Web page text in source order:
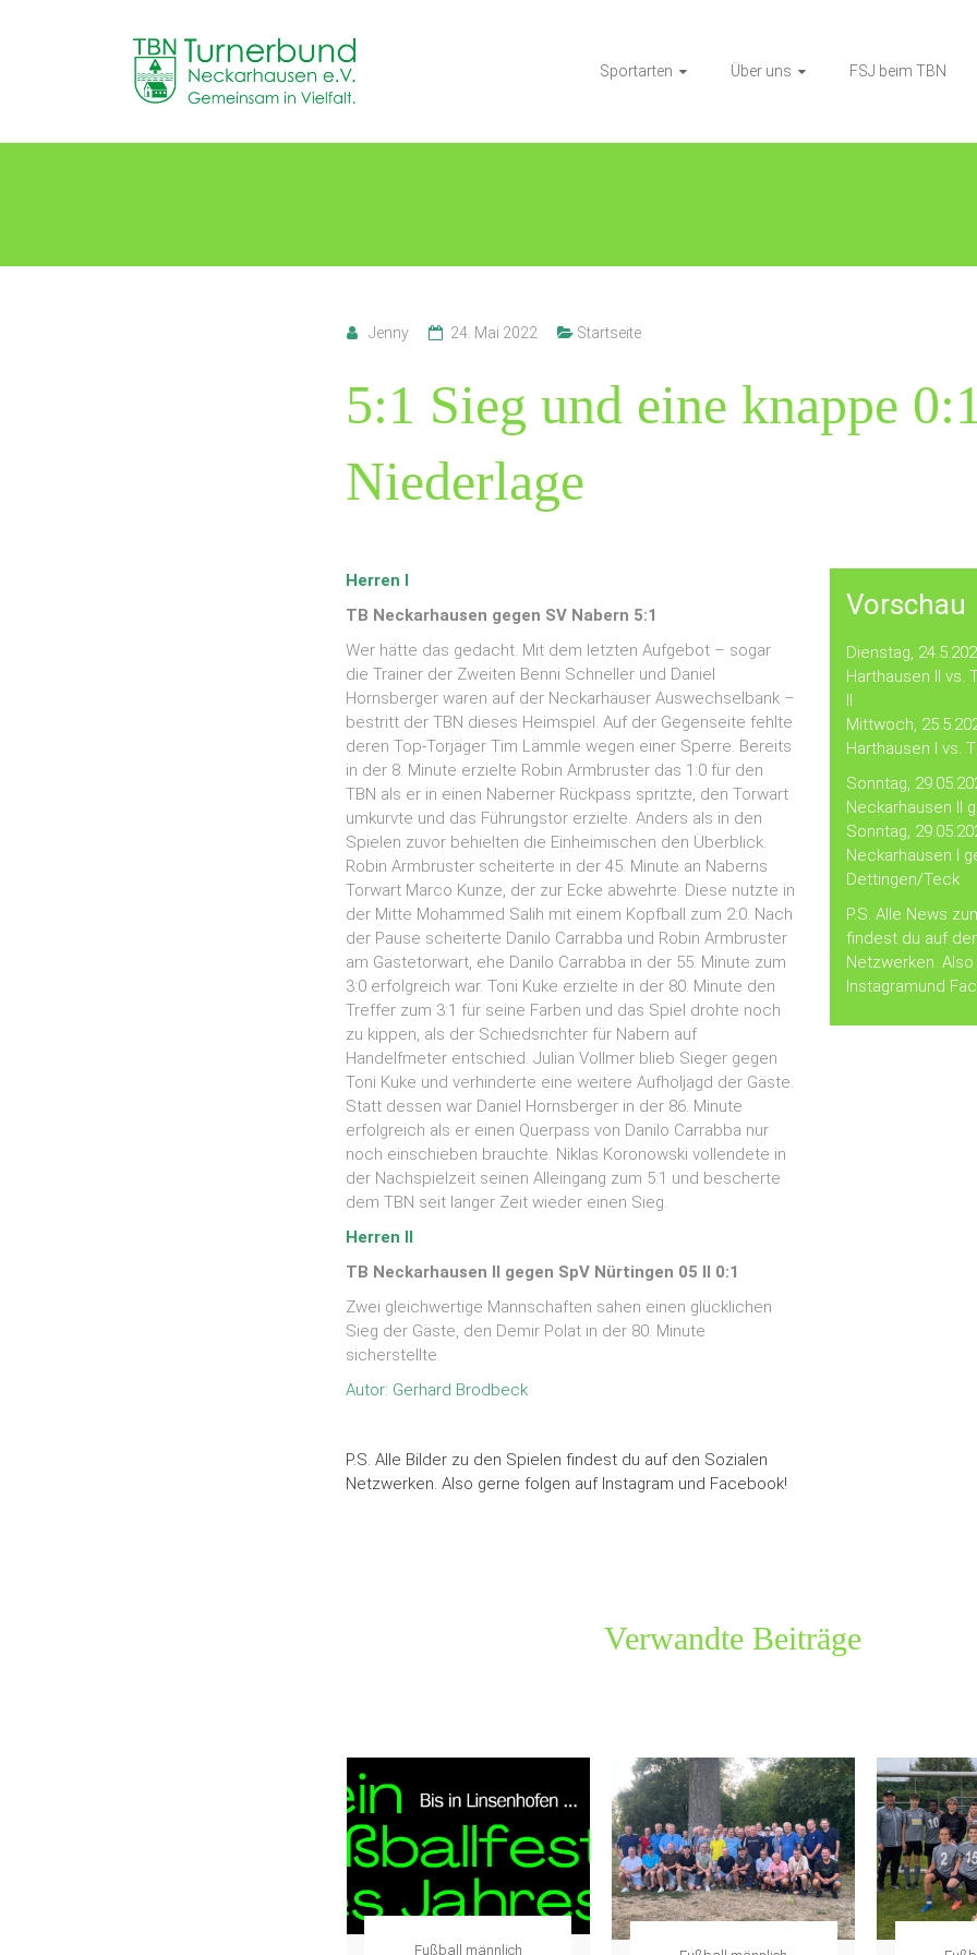
TB
Neckarhausen
in
Sportarten Über uns FSJ beim TBN
Jenny 24. Mai 2022 Startseite
5:1 Sieg und eine knappe
Niederlage
Herren I
TB Neckarhausen gegen SV Nabern 5:1
Wer hätte das gedacht. Mit dem letzten Aufgebot – sogar
die Trainer der Zweiten Benni Schneller und Daniel
Hornsberger waren auf der Neckarhäuser Auswechselbank –
bestritt der TBN dieses Heimspiel. Auf der Gegenseite fehlte
deren Top-Torjäger Tim Lämmle wegen einer Sperre. Bereits
in der 8. Minute erzielte Robin Armbruster das 1:0 für den
TBN als er in einen Naberner Rückpass spritzte, den Torwart
umkurvte und das Führungstor erzielte. Anders als in den
Spielen zuvor behielten die Einheimischen den Überblick.
Robin Armbruster scheiterte in der 45. Minute an Naberns
Torwart Marco Kunze, der zur Ecke abwehrte. Diese nutzte in
der Mitte Mohammed Salih mit einem Kopfball zum 2:0. Nach
der Pause scheiterte Danilo Carrabba und Robin Armbruster
am Gästetorwart, ehe Danilo Carrabba in der 55. Minute zum
3:0 erfolgreich war. Toni Kuke erzielte in der 80. Minute den
Treffer zum 3:1 für seine Farben und das Spiel drohte noch
zu kippen, als der Schiedsrichter für Nabern auf
Handelfmeter entschied. Julian Vollmer blieb Sieger gegen
Toni Kuke und verhinderte eine weitere Aufholjagd der Gäste.
Statt dessen war Daniel Hornsberger in der 86. Minute
erfolgreich als er einen Querpass von Danilo Carrabba nur
noch einschieben brauchte. Niklas Koronowski vollendete in
der Nachspielzeit seinen Alleingang zum 5:1 und bescherte
dem TBN seit langer Zeit wieder einen Sieg.
Herren II
TB Neckarhausen II gegen SpV Nürtingen 05 II 0:1
Zwei gleichwertige Mannschaften sahen einen glücklichen
Sieg der Gäste, den Demir Polat in der 80. Minute
sicherstellte.
Autor: Gerhard Brodbeck
P.S. Alle Bilder zu den Spielen findest du auf den Sozialen
Netzwerken. Also gerne folgen auf Instagram und Facebook!
Vorschau
Dienstag,
Harthausen II vs.
II
Mittwoch,
Harthausen I vs.
Sonntag,
Neckarhausen II
Sonntag,
Neckarhausen I
Dettingen/Teck
P.S. Alle News
findest du auf
Netzwerken.
Instagramund
Verwandte Beiträge